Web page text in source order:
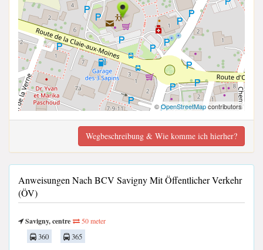
©OpenStreetMapcontributors
Wegbeschreibung & Wie komme ich hierher?
Anweisungen Nach BCV Savigny Mit Öffentlicher Verkehr
(ÖV)
Savigny, centre 50 meter
360
365